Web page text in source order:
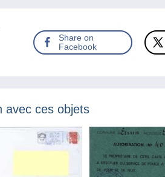
Share on
Facebook
avec ces objets